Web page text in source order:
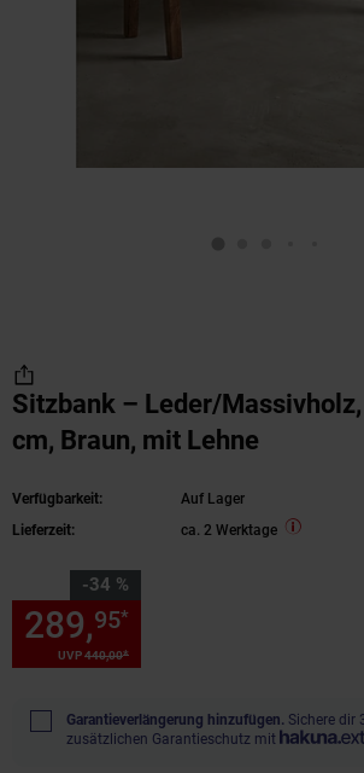
Sitzbank – Leder/
cm, Braun, mit Lehne
Verfügbarkeit:
Auf Lager
Lieferzeit:
ca. 2 Werktage
-34 %
Sie Sparen 34 Prozent,
UVP440,00*
289,95*
Garantieverlängerung hinzufügen. Sichere dir
zusätzlichen Garantieschutz mit